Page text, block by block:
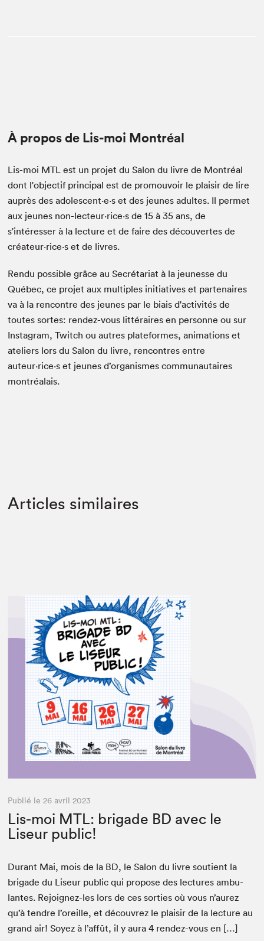
Que cherchez-vous?
À propos de Lis-moi Montréal
Lis-moi MTL est un projet du Salon du livre de Montréal
dont l'objectif principal est de promouvoir le plaisir de lire
auprès des adolescent·e·s et des jeunes adultes. Il permet
aux jeunes non-lecteur·rice·s de 15 à 35 ans, de
s'intéresser à la lecture et de faire des découvertes de
créateur·rice·s et de livres.
Rendu possible grâce au Secrétariat à la jeunesse du
Québec, ce projet aux multiples initiatives et partenaires
va à la rencontre des jeunes par le biais d'activités de
toutes sortes: rendez-vous littéraires en personne ou sur
Instagram, Twitch ou autres plateformes, animations et
ateliers lors du Salon du livre, rencontres entre
auteur·rice·s et jeunes d’organismes communautaires
montréalais.
Articles similaires
Publié le 26 avril 2023
Lis-moi MTL: brigade BD avec le
Liseur public!
Durant Mai, mois de la BD, le Salon du livre sou­tient la
brigade du Liseur pub­lic qui pro­pose des lec­tures ambu­
lantes. Rejoignez-les lors de ces sor­ties où vous n’aurez
qu’à ten­dre l’oreille, et décou­vrez le plaisir de la lec­ture au
grand air! Soyez à l’affût, il y aura4 ren­dez-vous en […]